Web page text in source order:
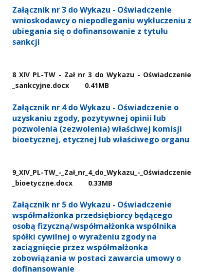
Załącznik nr 3 do Wykazu - Oświadczenie
wnioskodawcy o niepodleganiu wykluczeniu z
ubiegania się o dofinansowanie z tytułu
sankcji
8​_XIV​_PL-TW​_-​_Zał​_nr​_3​_do​_Wykazu​_-​_Oświadczenie​
_sankcyjne.docx
0.41MB
Załącznik nr 4 do Wykazu - Oświadczenie o
uzyskaniu zgody, pozytywnej opinii lub
pozwolenia (zezwolenia) właściwej komisji
bioetycznej, etycznej lub właściwego organu
9​_XIV​_PL-TW​_-​_Zał​_nr​_4​_do​_Wykazu​_-​_Oświadczenie​
_bioetyczne.docx
0.33MB
Załącznik nr 5 do Wykazu - Oświadczenie
współmałżonka przedsiębiorcy będącego
osobą fizyczną/współmałżonka wspólnika
spółki cywilnej o wyrażeniu zgody na
zaciągnięcie przez współmałżonka
zobowiązania w postaci zawarcia umowy o
dofinansowanie